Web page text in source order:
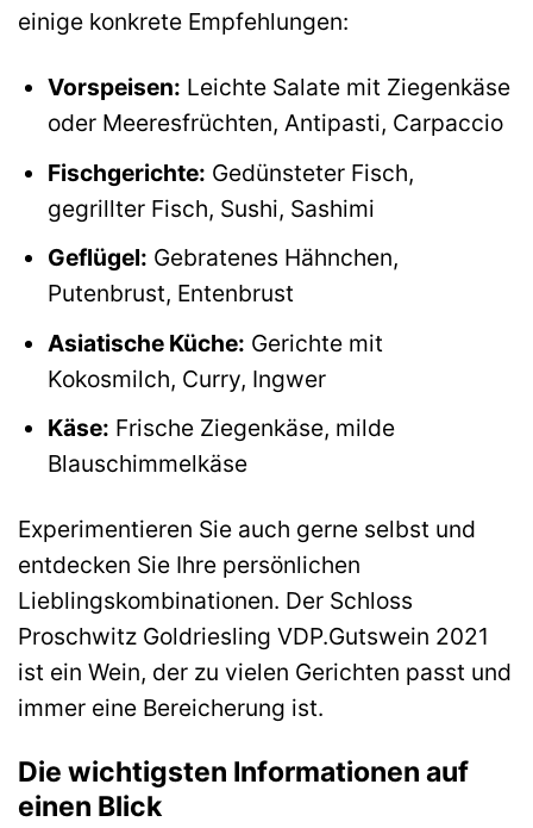
einige konkrete Empfehlungen:
Vorspeisen: Leichte Salate mit Ziegenkäse
oder Meeresfrüchten, Antipasti, Carpaccio
Fischgerichte: Gedünsteter Fisch,
gegrillter Fisch, Sushi, Sashimi
Geflügel: Gebratenes Hähnchen,
Putenbrust, Entenbrust
Asiatische Küche: Gerichte mit
Kokosmilch, Curry, Ingwer
Käse: Frische Ziegenkäse, milde
Blauschimmelkäse
Experimentieren Sie auch gerne selbst und
entdecken Sie Ihre persönlichen
Lieblingskombinationen. Der Schloss
Proschwitz Goldriesling VDP.Gutswein 2021
ist ein Wein, der zu vielen Gerichten passt und
immer eine Bereicherung ist.
Die wichtigsten Informationen auf
einen Blick